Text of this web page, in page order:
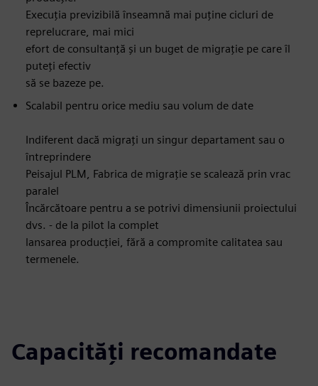
Execuția previzibilă înseamnă mai puține cicluri de
reprelucrare, mai mici
efort de consultanță și un buget de migrație pe care îl
puteți efectiv
să se bazeze pe.
Scalabil pentru orice mediu sau volum de date
Indiferent dacă migrați un singur departament sau o
întreprindere
Peisajul PLM, Fabrica de migrație se scalează prin vrac
paralel
Încărcătoare pentru a se potrivi dimensiunii proiectului
dvs. - de la pilot la complet
lansarea producției, fără a compromite calitatea sau
termenele.
Capacități recomandate